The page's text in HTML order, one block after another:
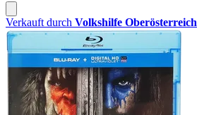
Verkauft durch Volkshilfe Oberösterreich